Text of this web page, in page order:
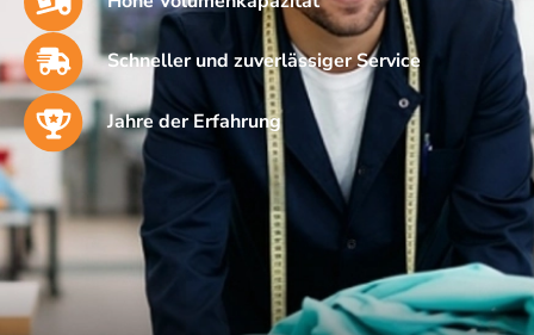
Schneller und zuverlässiger Service
Jahre der Erfahrung